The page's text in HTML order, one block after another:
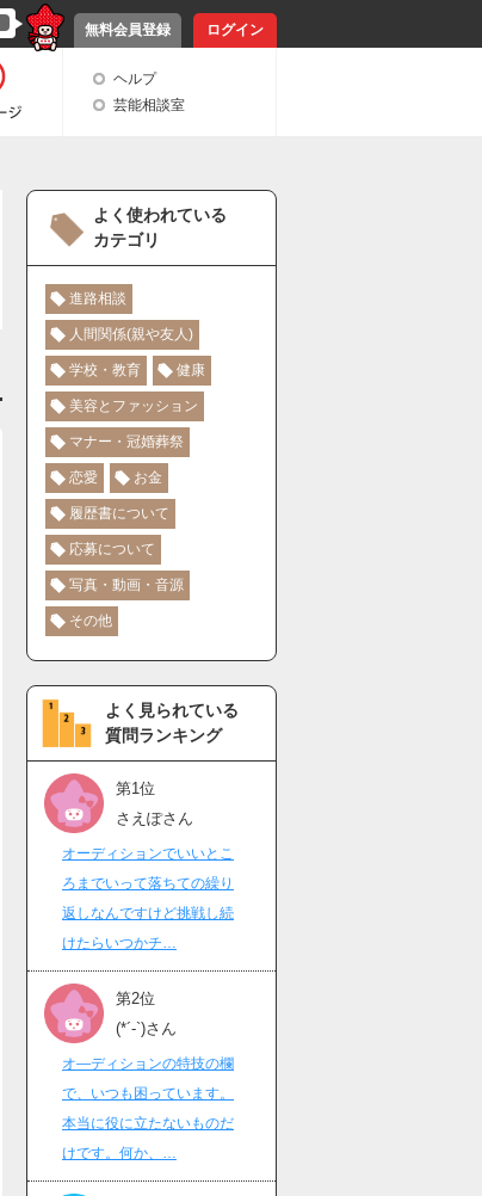
無料会員登録 ログイン
ヘルプ
芸能相談室
よく使われている
カテゴリ
進路相談
人間関係(親や友人)
学校・教育 健康
美容とファッション
マナー・冠婚葬祭
恋愛 お金
履歴書について
応募について
写真・動画・音源
その他
よく見られている
質問ランキング
第1位
さえぽさん
オーディションでいいとこ
ろまでいって落ちての繰り
返しなんですけど挑戦し続
けたらいつかチ…
第2位
(*´-`)さん
オ―ディションの特技の欄
で、いつも困っています。
本当に役に立たないものだ
けです。何か、…